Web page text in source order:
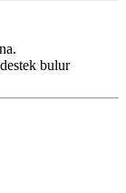
bulur